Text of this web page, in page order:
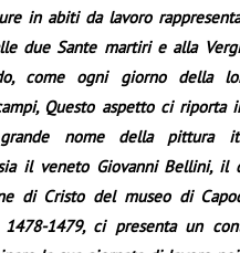
in abiti da lavoro
due Sante martiri e alla
come ogni giorno della
Questo aspetto ci riporta
nome della pittura
il veneto Giovanni Bellini, il
di Cristo del museo di
1479, ci presenta un